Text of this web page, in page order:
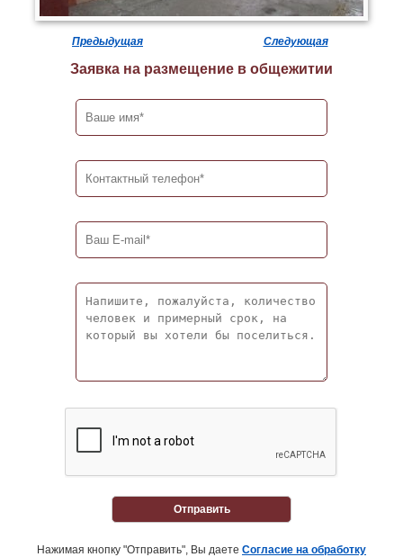
Предыдущая Следующая
Заявка на размещение в общежитии
Отправить
Нажимая кнопку "Отправить", Вы даете Согласие на обработку